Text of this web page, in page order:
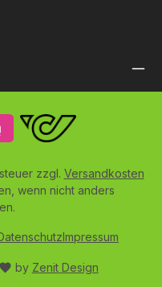
zzgl. Versandkosten
wenn nicht anders
by Zenit Design
Impressum